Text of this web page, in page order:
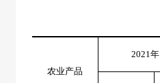
农业产品
2021年